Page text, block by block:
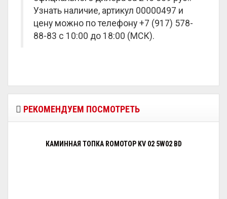
Узнать наличие, артикул 00000497 и
цену можно по телефону +7 (917) 578-
88-83 с 10:00 до 18:00 (МСК).
РЕКОМЕНДУЕМ ПОСМОТРЕТЬ
КАМИННАЯ ТОПКА ROMOTOP KV 02 5W02 BD